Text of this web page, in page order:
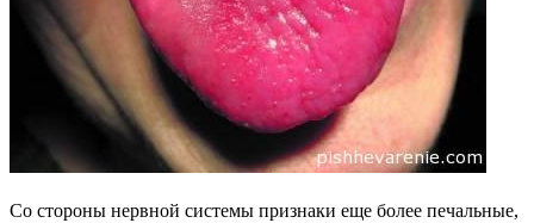
Со стороны нервной системы признаки еще более печальные,